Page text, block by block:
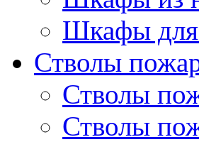
Шкафы для
Стволы
Стволы
Стволы